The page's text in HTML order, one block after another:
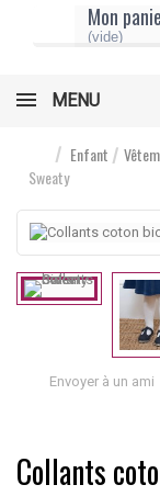
Mon
(vide)
MENU
Enfant
Sweaty
Envoyer à un ami
Collants